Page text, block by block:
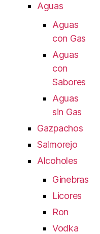
Aguas
Aguas
con Gas
Aguas
con
Sabores
Aguas
sin Gas
Gazpachos
Salmorejo
Alcoholes
Ginebras
Licores
Ron
Vodka